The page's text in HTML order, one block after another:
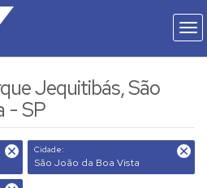
Jequitibás, São
- SP
Cidade:
São João da Boa Vista